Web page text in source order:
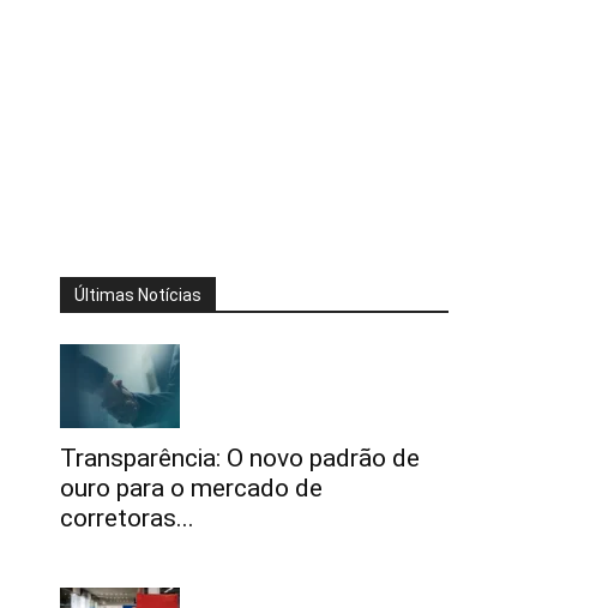
Últimas Notícias
Transparência: O novo padrão de
ouro para o mercado de
corretoras...